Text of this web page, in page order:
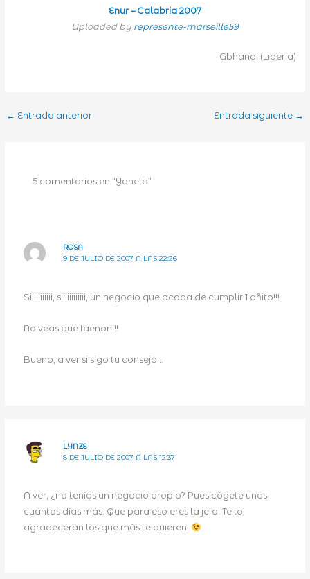
Enur – Calabria 2007
Uploaded by represente-marseille59
Gbhandi (Liberia)
← Entrada anterior Entrada siguiente →
5 comentarios en “Yanela”
ROSA
9 DE JULIO DE 2007 A LAS 22:26
Siiiiiiiiiii, siiiiiiiiiiii, un negocio que acaba de cumplir 1 añito!!!
No veas que faenon!!!
Bueno, a ver si sigo tu consejo…
LYNZE
8 DE JULIO DE 2007 A LAS 12:37
A ver, ¿no tenías un negocio propio? Pues cógete unos
cuantos días más. Que para eso eres la jefa. Te lo
agradecerán los que más te quieren.